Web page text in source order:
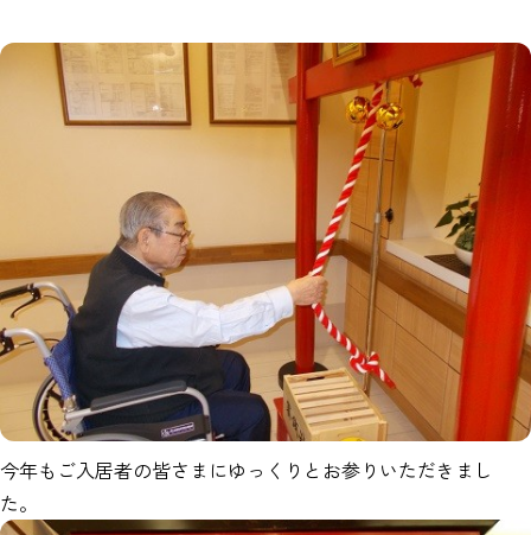
今年もご入居者の皆さまにゆっくりとお参りいただきまし
た。